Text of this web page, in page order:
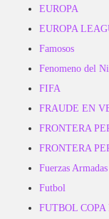
EUROPA
EUROPA
Famosos
Fenomeno del
FIFA
FRAUDE EN
FRONTERA
FRONTERA
Fuerzas Armadas
Futbol
FUTBOL COPA